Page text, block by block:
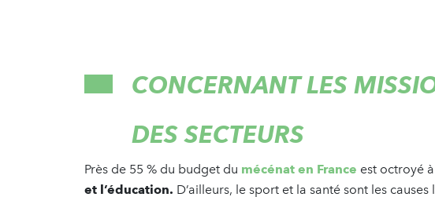
CONCERNANT LES
DES SECTEURS
Près de 55 % du budget du mécénat en France est octroyé
et l’éducation. D’ailleurs, le sport et la santé sont les